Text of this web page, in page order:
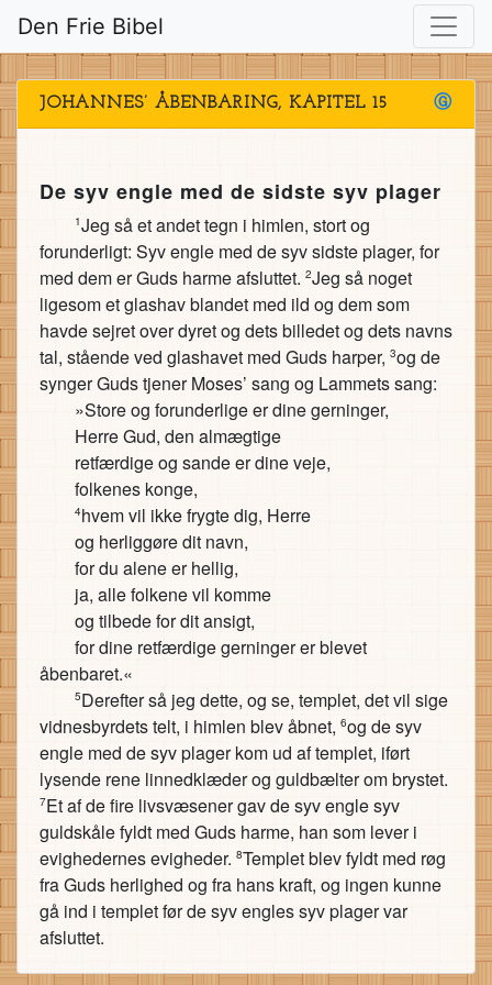
Den Frie Bibel
JOHANNES’ ÅBENBARING, KAPITEL 15 Ⓖ
De syv engle med de sidste syv plager
1Jeg så et andet tegn i himlen, stort og
forunderligt: Syv engle med de syv sidste plager, for
med dem er Guds harme afsluttet. 2Jeg så noget
ligesom et glashav blandet med ild og dem som
havde sejret over dyret og dets billedet og dets navns
tal, stående ved glashavet med Guds harper, 3og de
synger Guds tjener Moses’ sang og Lammets sang:
»Store og forunderlige er dine gerninger,
Herre Gud, den almægtige
retfærdige og sande er dine veje,
folkenes konge,
4hvem vil ikke frygte dig, Herre
og herliggøre dit navn,
for du alene er hellig,
ja, alle folkene vil komme
og tilbede for dit ansigt,
for dine retfærdige gerninger er blevet
åbenbaret.«
5Derefter så jeg dette, og se, templet, det vil sige
vidnesbyrdets telt, i himlen blev åbnet, 6og de syv
engle med de syv plager kom ud af templet, iført
lysende rene linnedklæder og guldbælter om brystet.
7Et af de fire livsvæsener gav de syv engle syv
guldskåle fyldt med Guds harme, han som lever i
evighedernes evigheder. 8Templet blev fyldt med røg
fra Guds herlighed og fra hans kraft, og ingen kunne
gå ind i templet før de syv engles syv plager var
afsluttet.